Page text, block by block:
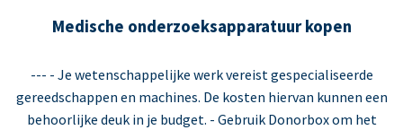
Medische onderzoeksapparatuur kopen
--- - Je wetenschappelijke werk vereist gespecialiseerde
gereedschappen en machines. De kosten hiervan kunnen een
behoorlijke deuk in je budget. - Gebruik Donorbox om het